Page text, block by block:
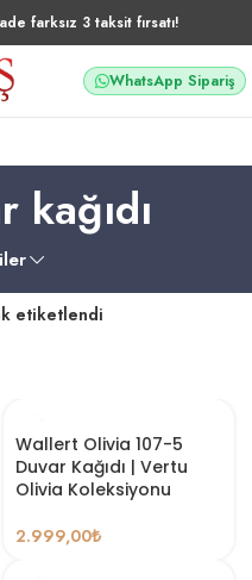
farksız 3 taksit fırsatı!
WhatsApp Sipariş
kağıdı
etiketlendi
Wallert Olivia 107-5
Duvar Kağıdı | Vertu
Olivia Koleksiyonu
2.999,00₺